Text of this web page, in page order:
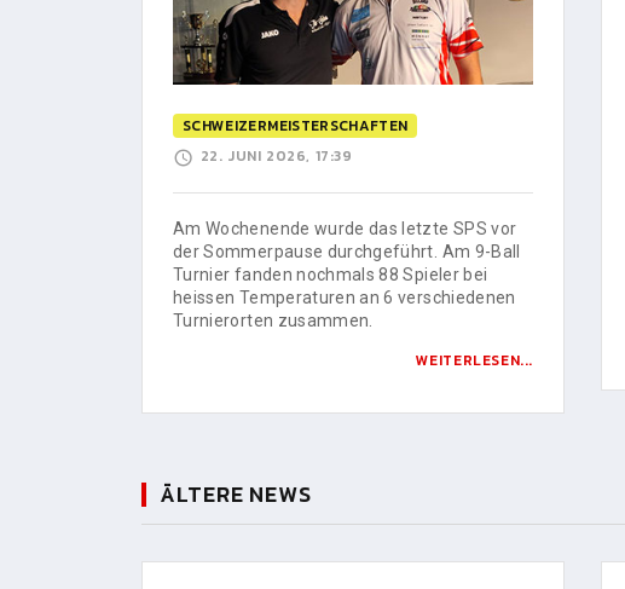
SCHWEIZERMEISTERSCHAFTEN
22. JUNI 2026, 17:39
Am Wochenende wurde das letzte SPS vor
der Sommerpause durchgeführt. Am 9-Ball
Turnier fanden nochmals 88 Spieler bei
heissen Temperaturen an 6 verschiedenen
Turnierorten zusammen.
WEITERLESEN...
ÄLTERE NEWS